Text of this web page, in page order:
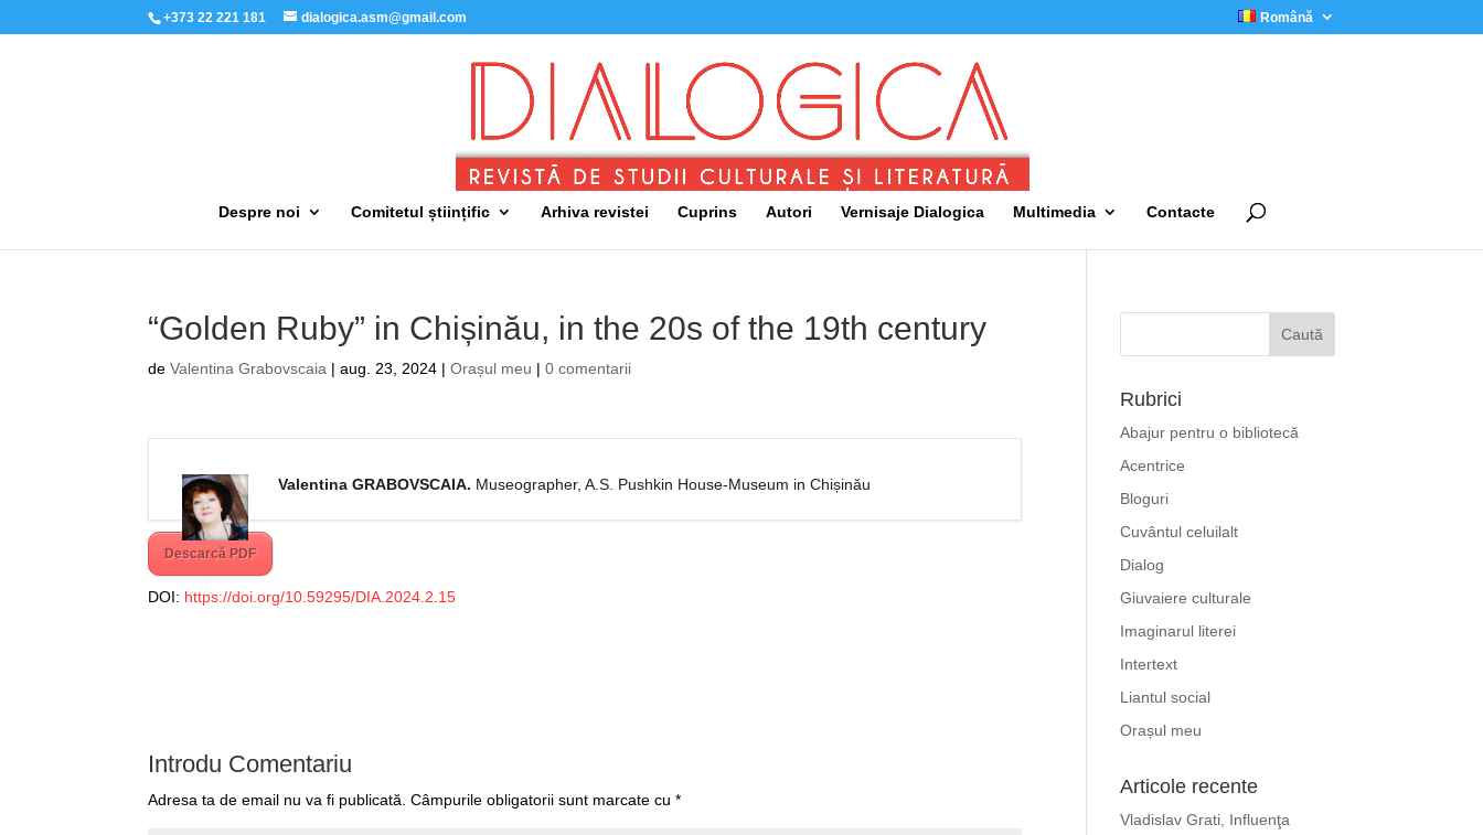
+373 22 221 181 dialogica.asm@gmail.com Română
Despre noi Comitetul științific Arhiva revistei Cuprins Autori Vernisaje Dialogica Multimedia Contacte
“Golden Ruby” in Chișinău, in the 20s of the 19th century
deValentina Grabovscaia |aug. 23, 2024 |Orașul meu |0 comentarii
Valentina GRABOVSCAIA. Museographer, A.S. Pushkin House-Museum in Chișinău
Descarcă PDF
DOI: https://doi.org/10.59295/DIA.2024.2.15
Introdu Comentariu
Adresa ta de email nu va fi publicată. Câmpurile obligatorii sunt marcate cu*
Rubrici
Abajur pentru o bibliotecă
Acentrice
Bloguri
Cuvântul celuilalt
Dialog
Giuvaiere culturale
Imaginarul literei
Intertext
Liantul social
Orașul meu
Articole recente
Vladislav Grati, Influenţa